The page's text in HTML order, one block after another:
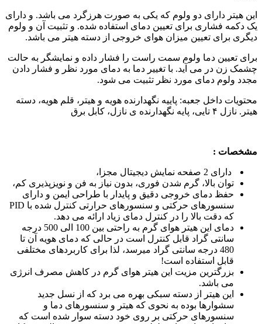
این هیتر دارای دو ولوم که یکی به صورت هرزگرد می باشد. و دارای
یک دکمه فشاری برای تعیین دمای استفاده شده. و تثبیت آن و ولوم
دیگری برای تعیین میزان هوای خروجی از دسته هیتر می باشد.
برای تعیین دما ولوم سمت راست را فشار داده و نمایشگر به حالت
چشمک زن در می آید. با تغییر دما به دمای مورد نظر و فشار دادن
مجدد ولوم دمای مورد نظر تثبیت می شود.
محتویات داخل جعبه: پاییه نگهدارنده هویه و هیتر، قلم هویه، دسته
هیتر. نازل ۴ تایی، پایه نگهدارنده ی نازل، کابل برق
مشخصات :
دارای 2 صفحه نمایش دیجیتال مجزا،
توان بالا، گرم شدن فوری، بدون نیاز به فن و نویزپذیری کم،
حفظ دمای خروجی دقیق و پایدار با طراحی ایمن و دارای
سنسورهای حرکتی و سنسورهای حرارتی کنترل شده با PID
که دقت بالا را در کنترل دمای زیاد ارائه می دهد.
دمای این هیتر هوای گرم به راحتی بین 100 الی 500 درجه
سانتی گراد قابل کنترل است در حالی که دمای هویه آن تا
480 درجه سانتی گراد میرسد، لذا برای کاربردهای مختلفی
قابل استفاده است!
بزرگترین مزیت این هیتر هوای گرم در کاهش مصرف انرژی
می باشد.
این هیتر از دسته سبکی بهره می برد که از نسل جدید
سشوارها بوده به نحوی که هیتر و سنسورهای دما و
سنسورهای حرکتی بر روی خود دسته سوار شده است که